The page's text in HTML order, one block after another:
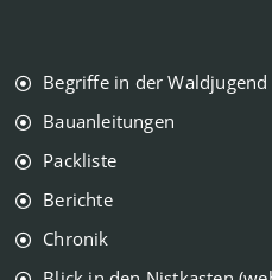
Begriffe in der Waldjugend
Bauanleitungen
Packliste
Berichte
Chronik